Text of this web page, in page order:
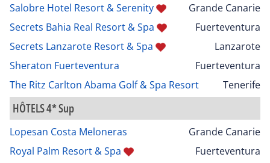
Salobre Hotel Resort & Serenity
Grande Canarie
Secrets Bahia Real Resort & Spa
Fuerteventura
Secrets Lanzarote Resort & Spa
Lanzarote
Sheraton Fuerteventura
Fuerteventura
The Ritz Carlton Abama Golf & Spa Resort
Tenerife
HÔTELS 4* Sup
Lopesan Costa Meloneras
Grande Canarie
Royal Palm Resort & Spa
Fuerteventura